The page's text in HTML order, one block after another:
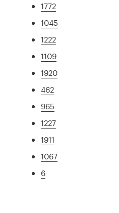
1772
1045
1222
1109
1920
462
965
1227
1911
1067
6